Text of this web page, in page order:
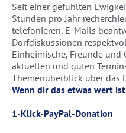
Seit einer gefühlten
Stunden pro Jahr
telefonieren, E-Mails
Dorfdiskussionen
Einheimische, Freunde und
aktuellen und guten
Themenüberblick über das
Wenn dir das etwas wert
1-Klick-PayPal-Donation